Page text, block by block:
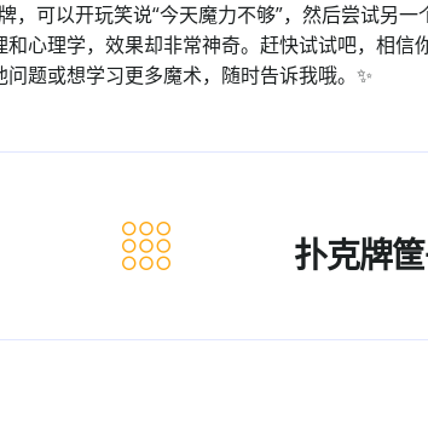
，可以开玩笑说“今天魔力不够”，然后尝试另一
心理学，效果却非常神奇。赶快试试吧，相信
题或想学习更多魔术，随时告诉我哦。✨
扑克牌